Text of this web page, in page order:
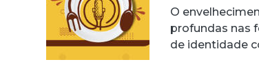
O
profundas nas
de identidade